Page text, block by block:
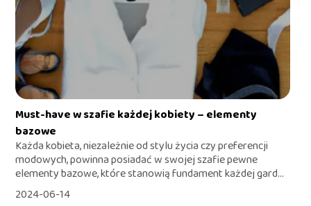
Must-have w szafie każdej kobiety – elementy
bazowe
Każda kobieta, niezależnie od stylu życia czy preferencji
modowych, powinna posiadać w swojej szafie pewne
elementy bazowe, które stanowią fundament każdej gard...
2024-06-14